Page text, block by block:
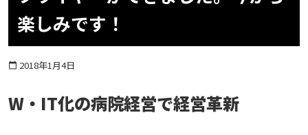
楽しみです！
calendar_today 2018年1月4日
W・IT化の病院経営で経営革新